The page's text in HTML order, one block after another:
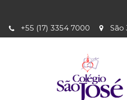
São
+55 (17) 3354 7000